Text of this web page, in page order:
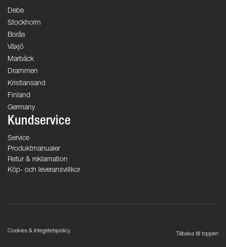
Debe
Stockholm
Borås
Växjö
Marbäck
Drammen
Kristiansand
Finland
Germany
Kundservice
Service
Produktmanualer
Retur & reklamation
Köp- och leveransvillkor
Cookies & Integritetspolicy
Tillbaka till toppen